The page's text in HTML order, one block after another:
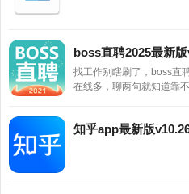
boss直聘2025最新
找工作别瞎刷了，boss直
在线多，聊两句就知道靠
知乎app最新版